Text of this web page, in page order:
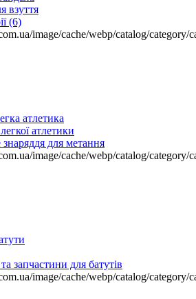
взуття
(6)
image/cache/webp/catalog/category/
атлетика
атлетики
для метання
image/cache/webp/catalog/category/
запчастини для батутів
image/cache/webp/catalog/category/